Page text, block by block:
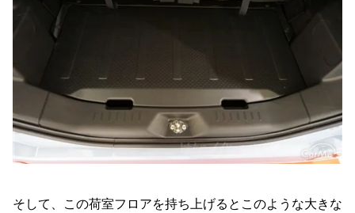
そして、この荷室フロアを持ち上げるとこのような大きな